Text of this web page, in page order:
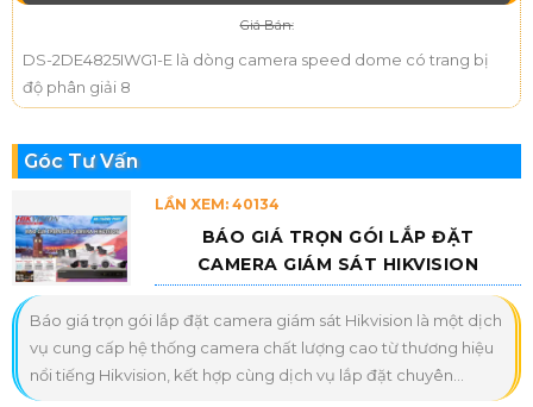
Giá Bán:
DS-2DE4825IWG1-E là dòng camera speed dome có trang bị
độ phân giải 8
Góc Tư Vấn
LẦN XEM: 40134
BÁO GIÁ TRỌN GÓI LẮP ĐẶT
CAMERA GIÁM SÁT HIKVISION
Báo giá trọn gói lắp đặt camera giám sát Hikvision là một dịch
vụ cung cấp hệ thống camera chất lượng cao từ thương hiệu
nổi tiếng Hikvision, kết hợp cùng dịch vụ lắp đặt chuyên...